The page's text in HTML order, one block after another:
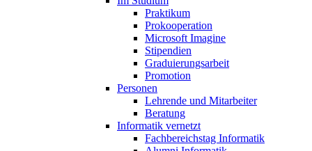
Praktikum
Prokooperation
Microsoft Imagine
Stipendien
Graduierungsarbeit
Promotion
Personen
Lehrende und Mitarbeiter
Beratung
Informatik vernetzt
Fachbereichstag Informatik